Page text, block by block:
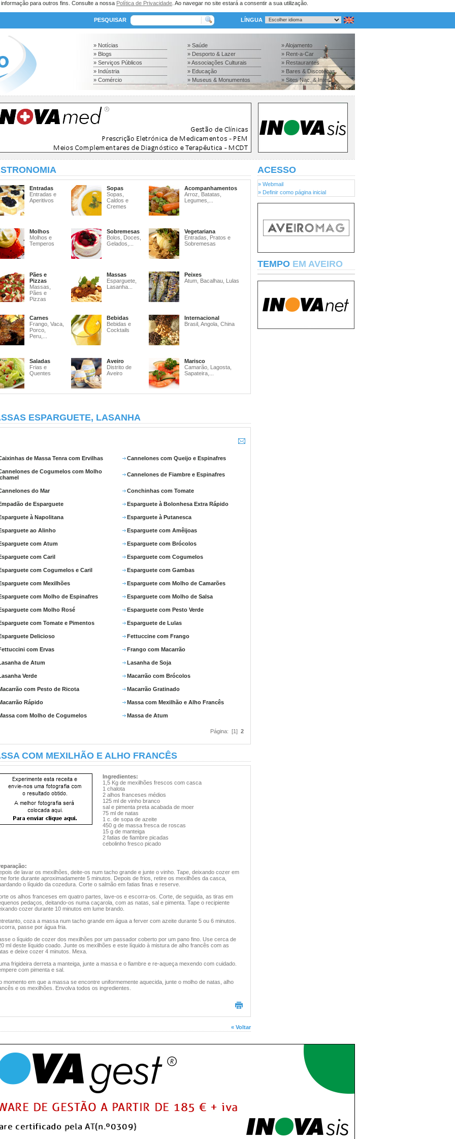
para outros fins. Consulte a nossa Política de Privacidade . Ao navegar no site estará a consentir a sua utilização.
PESQUISAR LÍNGUA
» Notícias
» Blogs
» Serviços Públicos
» Indústria
» Comércio
» Saúde
» Desporto & Lazer
» Associações Culturais
» Educação
» Museus & Monumentos
» Alojamento
» Rent-a-Car
» Restaurantes
» Bares & Discotecas
» Sites Nac. & Inter.
Entradas
Entradas e
Aperitivos
Sopas
Sopas,
Caldos e
Cremes
Acompanhamentos
Arroz, Batatas,
Legumes,...
Molhos
Molhos e
Temperos
Sobremesas
Bolos, Doces,
Gelados,...
Vegetariana
Entradas, Pratos e
Sobremesas
Pães e
Pizzas
Massas,
Pães e
Pizzas
Massas
Esparguete,
Lasanha...
Peixes
Atum, Bacalhau, Lulas
Carnes
Frango, Vaca,
Porco,
Peru,...
Bebidas
Bebidas e
Cocktails
Internacional
Brasil, Angola, China
Saladas
Frias e
Quentes
Aveiro
Distrito de
Aveiro
Marisco
Camarão, Lagosta,
Sapateira,...
ESPARGUETE, LASANHA
de Massa Tenra com Ervilhas Cannelones com Queijo e Espinafres
de Cogumelos com Molho
Cannelones de Fiambre e Espinafres
do Mar Conchinhas com Tomate
de Esparguete Esparguete à Bolonhesa Extra Rápido
à Napolitana Esparguete à Putanesca
ao Alinho Esparguete com Amêijoas
com Atum Esparguete com Brócolos
com Caril Esparguete com Cogumelos
com Cogumelos e Caril Esparguete com Gambas
com Mexilhões Esparguete com Molho de Camarões
com Molho de Espinafres Esparguete com Molho de Salsa
com Molho Rosé Esparguete com Pesto Verde
com Tomate e Pimentos Esparguete de Lulas
Delicioso Fettuccine com Frango
com Ervas Frango com Macarrão
de Atum Lasanha de Soja
Verde Macarrão com Brócolos
com Pesto de Ricota Macarrão Gratinado
Rápido Massa com Mexilhão e Alho Francês
com Molho de Cogumelos Massa de Atum
Página: [1] 2
COM MEXILHÃO E ALHO FRANCÊS
Ingredientes:
1,5 Kg de mexilhões frescos com casca
1 chalota
2 alhos franceses médios
125 ml de vinho branco
sal e pimenta preta acabada de moer
75 ml de natas
1 c. de sopa de azeite
450 g de massa fresca de roscas
15 g de manteiga
2 fatias de fiambre picadas
cebolinho fresco picado
de lavar os mexilhões, deite-os num tacho grande e junte o vinho. Tape, deixando cozer em
forte durante aproximadamente 5 minutos. Depois de frios, retire os mexilhões da casca,
o líquido da cozedura. Corte o salmão em fatias finas e reserve.
os alhos franceses em quatro partes, lave-os e escorra-os. Corte, de seguida, as tiras em
pedaços, deitando-os numa caçarola, com as natas, sal e pimenta. Tape o recipiente
cozer durante 10 minutos em lume brando.
coza a massa num tacho grande em água a ferver com azeite durante 5 ou 6 minutos.
passe por água fria.
o líquido de cozer dos mexilhões por um passador coberto por um pano fino. Use cerca de
ml deste líquido coado. Junte os mexilhões e este líquido à mistura de alho francês com as
e deixe cozer 4 minutos. Mexa.
frigideira derreta a manteiga, junte a massa e o fiambre e re-aqueça mexendo com cuidado.
com pimenta e sal.
momento em que a massa se encontre uniformemente aquecida, junte o molho de natas, alho
e os mexilhões. Envolva todos os ingredientes.
« Voltar
ACESSO
» Webmail
» Definir como página inicial
TEMPO EM AVEIRO